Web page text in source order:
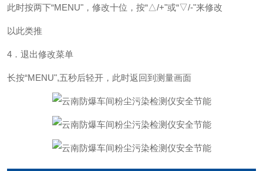
此时按两下“MENU"，修改十位，按“△/+"或“▽/-"来修改
以此类推
4．退出修改菜单
长按“MENU",五秒后轻开，此时返回到测量画面